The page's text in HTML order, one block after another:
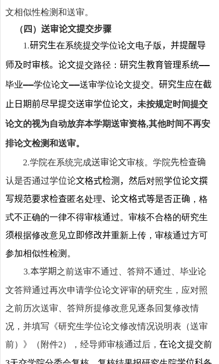
文相似性检测和送审。
（四）送审论文提交步骤
1 .研究生在系统提交学位论文电子版 ，并提醒导
师及时审核。论文提交路径： 研究生教育管理系统——
毕业——学位论文——送审学位论文提交。 研究生应在截
止日期前尽早提交送审学位论文， 未按规定时间提交
论文的视为自动放弃本学期送审资格,其他时间不再安
排论文检测和送审。
2.学院在系统完成送审论文审核。学院先检查确
认是否通过学位论文格式检测，然后对照学位论文撰
写规范要求检查匿名处理、论文格式等是否正确 ，格
式不正确的一律不得审核通过。审核不合格的研究生
须根据修改意见立即修改并重新上传，审核通过方可
参加相似性检测。
3.本学期之前送审不通过、答辩不通过、毕业论
文答辩通过再次申请学位论文评审的研究生，应对照
之前历次送审、答辩所提修改意见逐条回复修改情
况，并填写《研究生学位论文修改情况说明表（送审
前）》（附件2 ），经导师审核通过后， 在论文提交前